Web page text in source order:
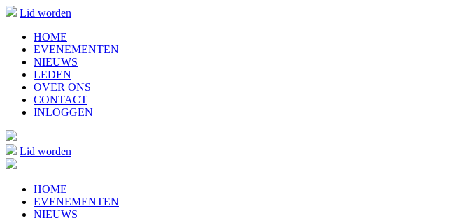
Lid worden
HOME
EVENEMENTEN
NIEUWS
LEDEN
OVER ONS
CONTACT
INLOGGEN
Lid worden
HOME
EVENEMENTEN
NIEUWS